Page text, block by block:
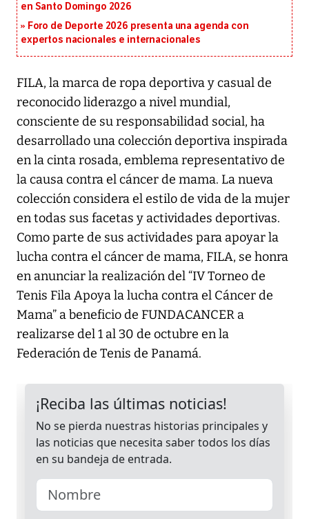
en Santo Domingo 2026
Foro de Deporte 2026 presenta una agenda con
expertos nacionales e internacionales
FILA, la marca de ropa deportiva y casual de
reconocido liderazgo a nivel mundial,
consciente de su responsabilidad social, ha
desarrollado una colección deportiva inspirada
en la cinta rosada, emblema representativo de
la causa contra el cáncer de mama. La nueva
colección considera el estilo de vida de la mujer
en todas sus facetas y actividades deportivas.
Como parte de sus actividades para apoyar la
lucha contra el cáncer de mama, FILA, se honra
en anunciar la realización del “IV Torneo de
Tenis Fila Apoya la lucha contra el Cáncer de
Mama” a beneficio de FUNDACANCER a
realizarse del 1 al 30 de octubre en la
Federación de Tenis de Panamá.